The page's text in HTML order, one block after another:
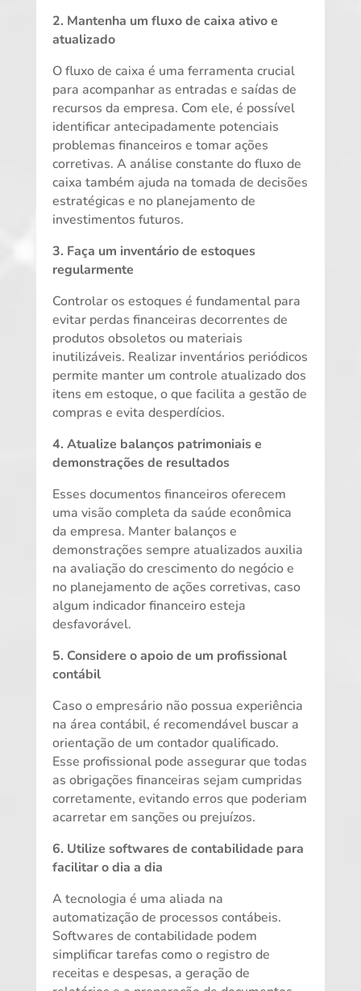
2. Mantenha um fluxo de caixa ativo e
atualizado
O fluxo de caixa é uma ferramenta crucial
para acompanhar as entradas e saídas de
recursos da empresa. Com ele, é possível
identificar antecipadamente potenciais
problemas financeiros e tomar ações
corretivas. A análise constante do fluxo de
caixa também ajuda na tomada de decisões
estratégicas e no planejamento de
investimentos futuros.
3. Faça um inventário de estoques
regularmente
Controlar os estoques é fundamental para
evitar perdas financeiras decorrentes de
produtos obsoletos ou materiais
inutilizáveis. Realizar inventários periódicos
permite manter um controle atualizado dos
itens em estoque, o que facilita a gestão de
compras e evita desperdícios.
4. Atualize balanços patrimoniais e
demonstrações de resultados
Esses documentos financeiros oferecem
uma visão completa da saúde econômica
da empresa. Manter balanços e
demonstrações sempre atualizados auxilia
na avaliação do crescimento do negócio e
no planejamento de ações corretivas, caso
algum indicador financeiro esteja
desfavorável.
5. Considere o apoio de um profissional
contábil
Caso o empresário não possua experiência
na área contábil, é recomendável buscar a
orientação de um contador qualificado.
Esse profissional pode assegurar que todas
as obrigações financeiras sejam cumpridas
corretamente, evitando erros que poderiam
acarretar em sanções ou prejuízos.
6. Utilize softwares de contabilidade para
facilitar o dia a dia
A tecnologia é uma aliada na
automatização de processos contábeis.
Softwares de contabilidade podem
simplificar tarefas como o registro de
receitas e despesas, a geração de